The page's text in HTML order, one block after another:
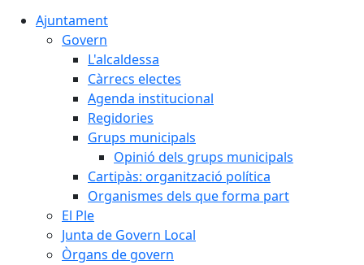
Ajuntament
Govern
L'alcaldessa
Càrrecs electes
Agenda institucional
Regidories
Grups municipals
Opinió dels grups municipals
Cartipàs: organització política
Organismes dels que forma part
El Ple
Junta de Govern Local
Òrgans de govern